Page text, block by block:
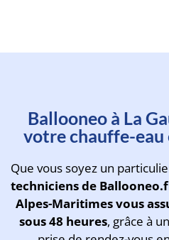
Planifiez
nos techniciens
moins
Ballooneo à La
votre chauffe-eau
Que vous soyez un
techniciens de
Alpes-Maritimes vous
sous 48 heures, grâce à